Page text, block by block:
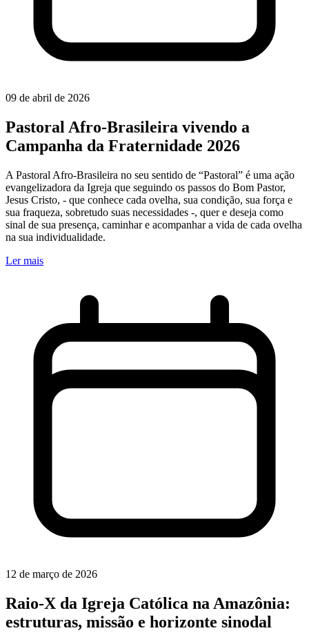
09 de abril de 2026
Pastoral Afro-Brasileira vivendo a
Campanha da Fraternidade 2026
A Pastoral Afro-Brasileira no seu sentido de “Pastoral” é uma ação
evangelizadora da Igreja que seguindo os passos do Bom Pastor,
Jesus Cristo, - que conhece cada ovelha, sua condição, sua força e
sua fraqueza, sobretudo suas necessidades -, quer e deseja como
sinal de sua presença, caminhar e acompanhar a vida de cada ovelha
na sua individualidade.
Ler mais
12 de março de 2026
Raio-X da Igreja Católica na Amazônia:
estruturas, missão e horizonte sinodal